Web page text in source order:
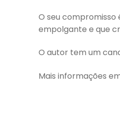
O seu
empolgante e que
O autor tem um
Mais informações